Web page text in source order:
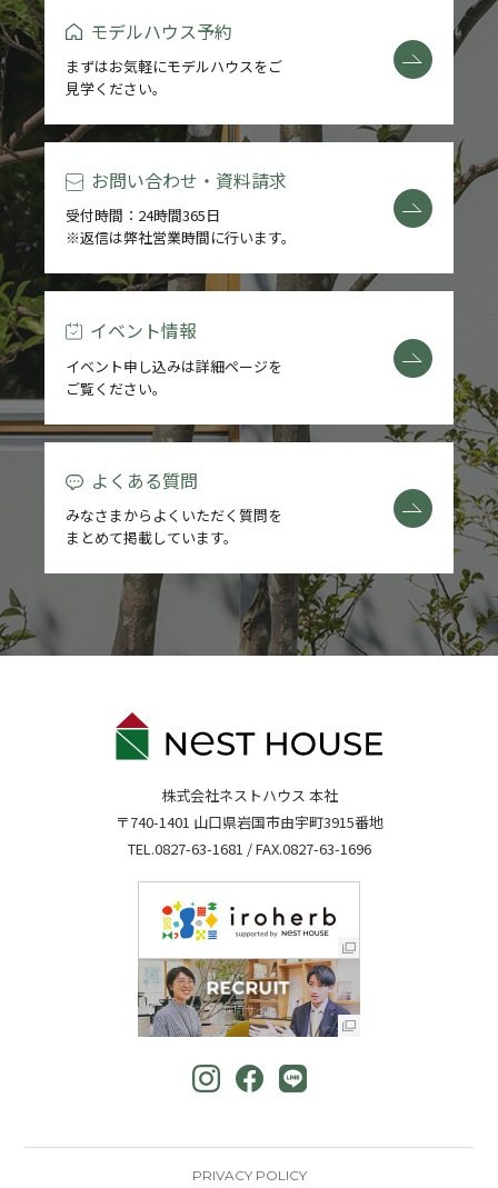
モデルハウス予約
まずはお気軽にモデルハウスをご
見学ください。
お問い合わせ・資料請求
受付時間：24時間365日
※返信は弊社営業時間に行います。
イベント情報
イベント申し込みは詳細ページを
ご覧ください。
よくある質問
みなさまからよくいただく質問を
まとめて掲載しています。
株式会社ネストハウス 本社
〒740-1401 山口県岩国市由宇町3915番地
TEL.0827-63-1681 / FAX.0827-63-1696
PRIVACY POLICY